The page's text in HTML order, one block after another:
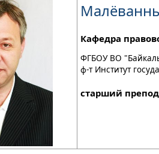
Кафедра
ФГБОУ ВО
ф-т Институт
старший